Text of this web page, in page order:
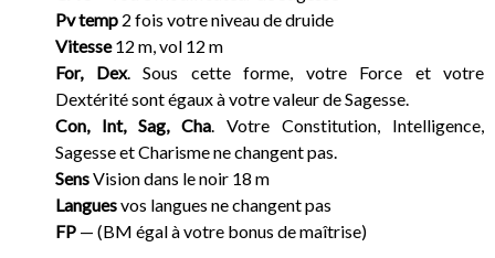
Pv temp 2 fois votre niveau de druide
Vitesse12 m, vol 12 m
For, Dex. Sous cette forme, votre Force et votre
Dextérité sont égaux à votre valeur de Sagesse.
Con, Int, Sag, Cha. Votre Constitution, Intelligence,
Sagesse et Charisme ne changent pas.
SensVision dans le noir 18 m
Languesvos langues ne changent pas
FP — (BM égal à votre bonus de maîtrise)